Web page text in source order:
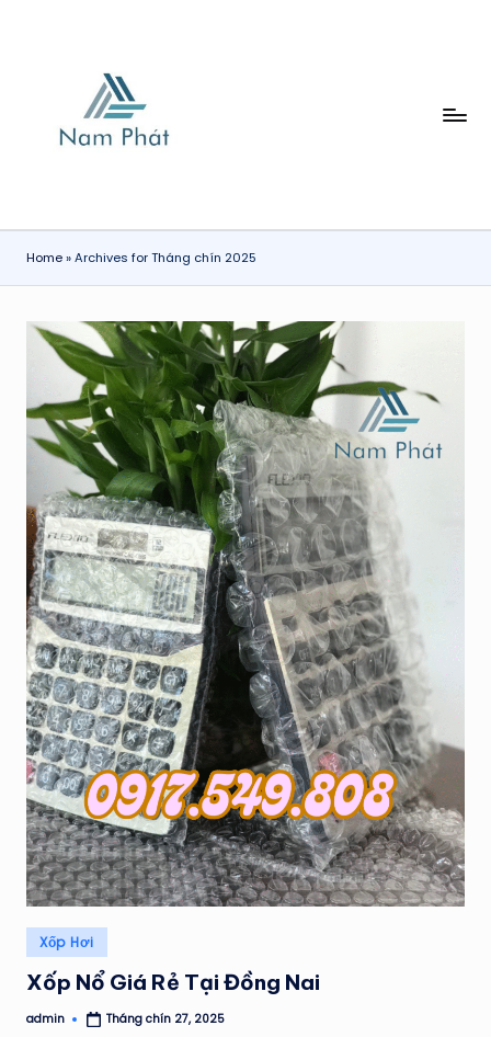
H
Ơ
I
N
A
M
P
H
Á
T
Home»Archives for Tháng chín 2025
Posted
in
Xốp Hơi
Xốp Nổ Giá Rẻ Tại Đồng Nai
Posted
admin Tháng chín 27, 2025